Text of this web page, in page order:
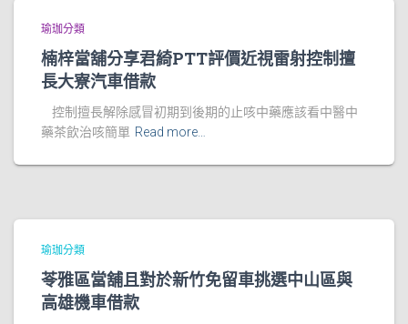
瑜珈分類
楠梓當舖分享君綺PTT評價近視雷射控制擅
長大寮汽車借款
控制擅長解除感冒初期到後期的止咳中藥應該看中醫中
藥茶飲治咳簡單 Read more…
瑜珈分類
苓雅區當舖且對於新竹免留車挑選中山區與
高雄機車借款